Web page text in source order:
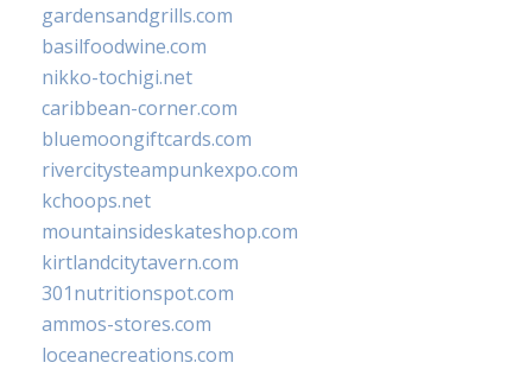
gardensandgrills.com
basilfoodwine.com
nikko-tochigi.net
caribbean-corner.com
bluemoongiftcards.com
rivercitysteampunkexpo.com
kchoops.net
mountainsideskateshop.com
kirtlandcitytavern.com
301nutritionspot.com
ammos-stores.com
loceanecreations.com